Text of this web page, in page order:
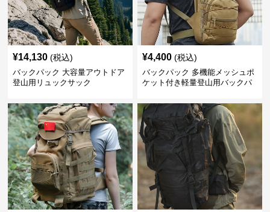
¥14,130 (税込)
バックパック 大容量アウトドア
登山用リュックサック
¥4,400 (税込)
バックパック 多機能メッシュポ
ケット付き軽量登山用バックパ